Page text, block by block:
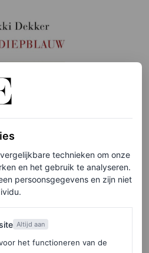
BIJ
technieken om onze
en het gebruik te analyseren.
persoonsgegevens en zijn niet
Altijd aan
het functioneren van de